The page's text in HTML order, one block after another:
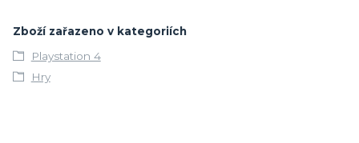
Zboží zařazeno v kategoriích
Playstation 4
Hry